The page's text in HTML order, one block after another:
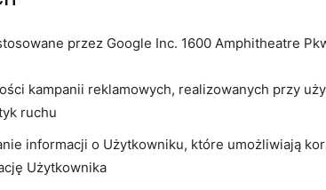
przez Google Inc. 1600 Amphitheatre
kampanii reklamowych, realizowanych przy
ruchu
informacji o Użytkowniku, które umożliwiają
Użytkownika